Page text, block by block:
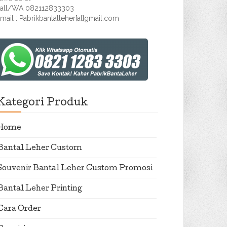
WA 082112833303
: Pabrikbantalleher[at]gmail.com
Produk
Leher Custom
Bantal Leher Custom Promosi
Leher Printing
Order